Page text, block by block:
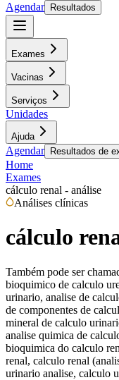
Agendar
Resultados
Exames
Vacinas
Serviços
Unidades
Ajuda
Agendar Resultados de
Home
Exames
cálculo renal - análise
Análises clínicas
cálculo
Também pode ser
bioquimico de calculo
urinario, analise de
de componentes de
mineral de calculo
analise quimica de
bioquimica do calculo
renal, calculo renal
urinario analise, calculo